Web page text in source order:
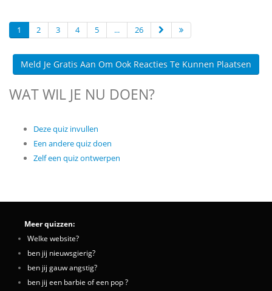
1 2 3 4 5 ... 26
Meld Je Gratis Aan Om Ook Reacties Te Kunnen Plaatsen
WAT WIL JE NU DOEN?
Deze quiz invullen
Een andere quiz doen
Zelf een quiz ontwerpen
Meer quizzen:
Welke website?
ben jij nieuwsgierig?
ben jij gauw angstig?
ben jij een barbie of een pop ?